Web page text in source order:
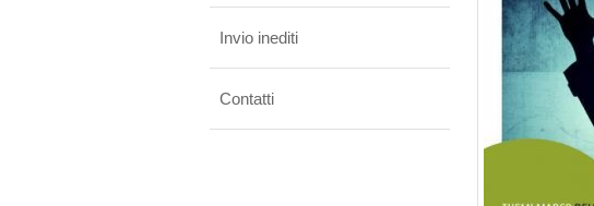
Invio inediti
Contatti